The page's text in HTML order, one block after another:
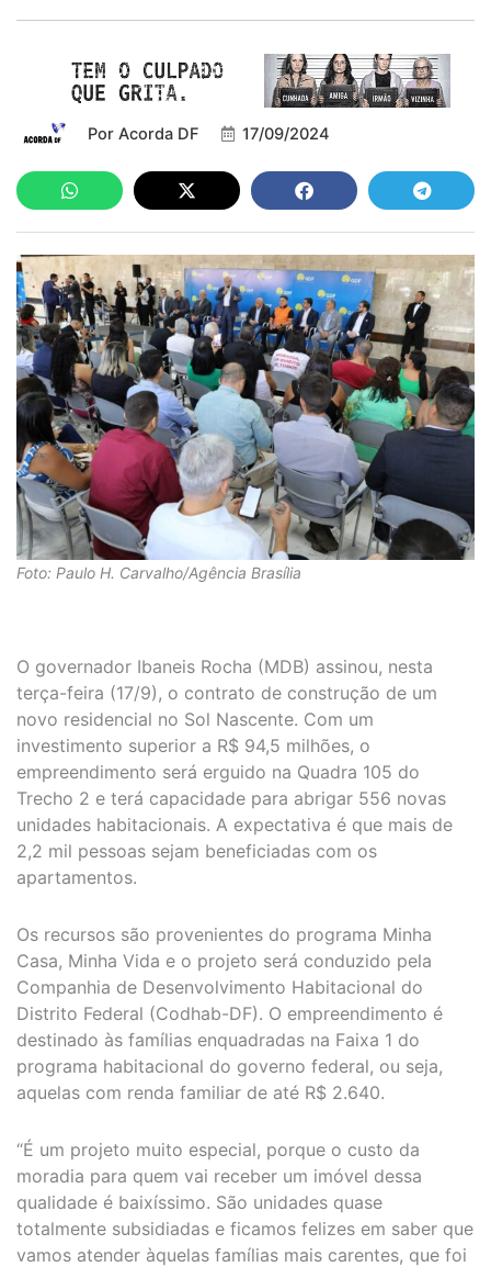
Por Acorda DF 17/09/2024
Foto: Paulo H. Carvalho/Agência Brasília
O governador Ibaneis Rocha (MDB) assinou, nesta
terça-feira (17/9), o contrato de construção de um
novo residencial no Sol Nascente. Com um
investimento superior a R$ 94,5 milhões, o
empreendimento será erguido na Quadra 105 do
Trecho 2 e terá capacidade para abrigar 556 novas
unidades habitacionais. A expectativa é que mais de
2,2 mil pessoas sejam beneficiadas com os
apartamentos.
Os recursos são provenientes do programa Minha
Casa, Minha Vida e o projeto será conduzido pela
Companhia de Desenvolvimento Habitacional do
Distrito Federal (Codhab-DF). O empreendimento é
destinado às famílias enquadradas na Faixa 1 do
programa habitacional do governo federal, ou seja,
aquelas com renda familiar de até R$ 2.640.
“É um projeto muito especial, porque o custo da
moradia para quem vai receber um imóvel dessa
qualidade é baixíssimo. São unidades quase
totalmente subsidiadas e ficamos felizes em saber que
vamos atender àquelas famílias mais carentes, que foi